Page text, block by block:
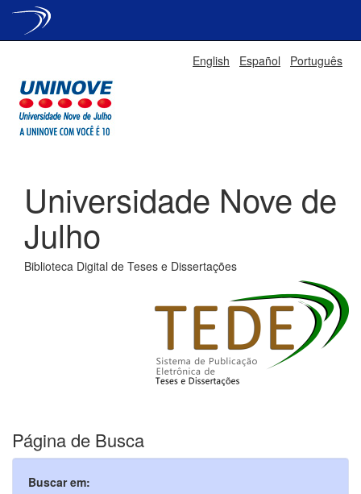
English Español Português
Universidade Nove de
Julho
Biblioteca Digital de Teses e Dissertações
Página de Busca
Buscar em: